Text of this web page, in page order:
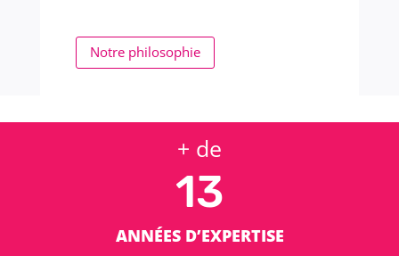
Notre philosophie
+ de
13
ANNÉES D’EXPERTISE